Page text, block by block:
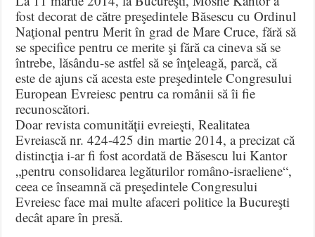
fost decorat de către preşedintele Băsescu cu Ordinul
Naţional pentru Merit în grad de Mare Cruce, fără să
se specifice pentru ce merite şi fără ca cineva să se
întrebe, lăsându-se astfel să se înţeleagă, parcă, că
este de ajuns că acesta este preşedintele Congresului
European Evreiesc pentru ca românii să îi fie
recunoscători.
Doar revista comunităţii evreieşti, Realitatea
Evreiască nr. 424-425 din martie 2014, a precizat că
distincţia i-ar fi fost acordată de Băsescu lui Kantor
„pentru consolidarea legăturilor româno-israeliene“,
ceea ce înseamnă că preşedintele Congresului
Evreiesc face mai multe afaceri politice la Bucureşti
decât apare în presă.